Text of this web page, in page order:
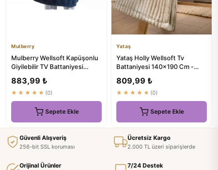
Mulberry
Mulberry Wellsoft Kapüşonlu
Giyilebilir TV Battaniyesi
883,99 ₺
★★★★★ (0)
Sepete Ekle
Yataş
Yataş Holly Wellsoft Tv
Battaniyesi 140x190 Cm -
809,99 ₺
★★★★★ (0)
Sepete Ekle
Güvenli Alışveriş
256-bit SSL koruması
Ücretsiz Kargo
2.000 TL üzeri siparişlerde
Orijinal Ürünler 7/24 Destek